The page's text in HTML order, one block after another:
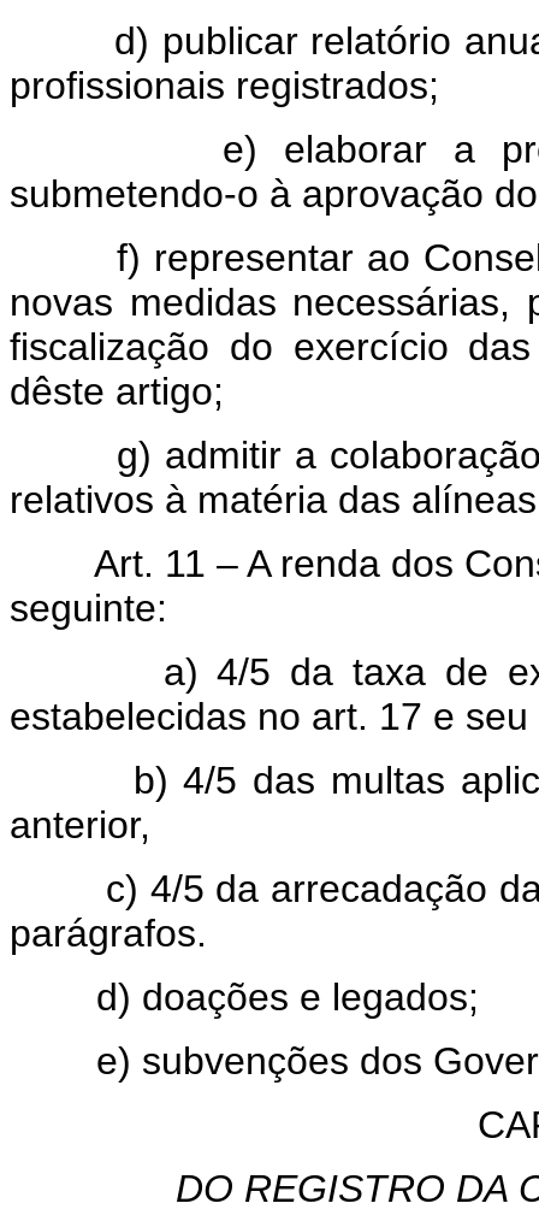
d) publicar relatório
profissionais registrados;
e) elaborar a
submetendo-o à aprovação
f) representar ao
novas medidas
fiscalização do exercício
dêste artigo;
g) admitir a
relativos à matéria das
Art. 11 – A renda dos
seguinte:
a) 4/5 da taxa de
estabelecidas no art. 17 e
b) 4/5 das multas
anterior,
c) 4/5 da arrecadação
parágrafos.
d) doações e legados;
e) subvenções dos
DO REGISTRO DA